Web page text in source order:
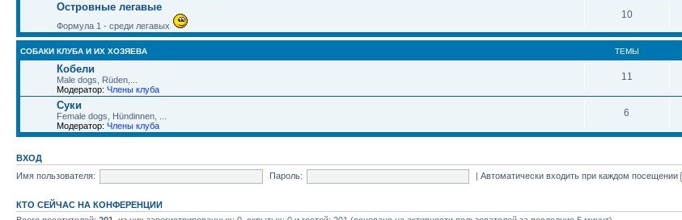
Островные легавые
Формула 1 - среди легавых
10
СОБАКИ КЛУБА И ИХ ХОЗЯЕВА ТЕМЫ
Кобели
Male dogs, Rüden,...
Модератор: Члены клуба
11
Суки
Female dogs, Hündinnen, ...
Модератор: Члены клуба
6
ВХОД
Имя пользователя:
Пароль: |Автоматически входить при каждом посещении
КТО СЕЙЧАС НА КОНФЕРЕНЦИИ